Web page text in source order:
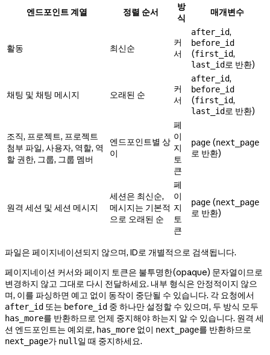
엔드포인트 계열 정렬 순서
방
식
매개변수
활동 최신순
커
서
after_id,
before_id
(first_id,
last_id로 반환)
채팅 및 채팅 메시지 오래된 순
커
서
after_id,
before_id
(first_id,
last_id로 반환)
조직, 프로젝트, 프로젝트
첨부 파일, 사용자, 역할, 역
할 권한, 그룹, 그룹 멤버
엔드포인트별 상
이
페
이
지
토
큰
page (next_page
로 반환)
원격 세션 및 세션 메시지
세션은 최신순,
메시지는 기본적
으로 오래된 순
페
이
지
토
큰
page (next_page
로 반환)
파일은 페이지네이션되지 않으며, ID로 개별적으로 검색됩니다.
페이지네이션 커서와 페이지 토큰은 불투명한(opaque) 문자열이므로
변경하지 않고 그대로 다시 전달하세요. 내부 형식은 안정적이지 않으
며, 이를 파싱하면 예고 없이 동작이 중단될 수 있습니다. 각 요청에서
after_id 또는 before_id 중 하나만 설정할 수 있으며, 두 방식 모두
has_more를 반환하므로 언제 중지해야 하는지 알 수 있습니다. 원격 세
션 엔드포인트는 예외로, has_more 없이 next_page를 반환하므로
next_page가 null 일 때 중지하세요.